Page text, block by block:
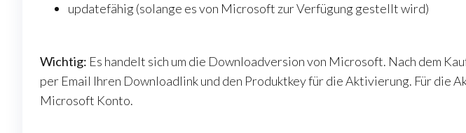
updatefähig (solange es von Microsoft zur Verfügung gestellt wird)
Wichtig: Es handelt sich um die Downloadversion von Microsoft. Nach dem
per Email Ihren Downloadlink und den Produktkey für die Aktivierung. Für die
Microsoft Konto.